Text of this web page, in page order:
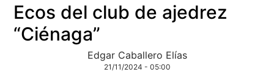
Ecos del club de ajedrez
“Ciénaga”
Edgar Caballero Elías
21/11/2024 - 05:00